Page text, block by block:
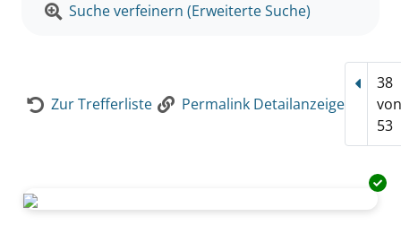
Suche verfeinern (Erweiterte Suche)
Zur Trefferliste Permalink Detailanzeige
38
von
53